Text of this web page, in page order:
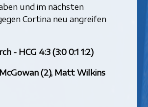
und im nächsten
Cortina neu angreifen
- HCG 4:3 (3:0 0:1 1:2)
(2), Matt Wilkins